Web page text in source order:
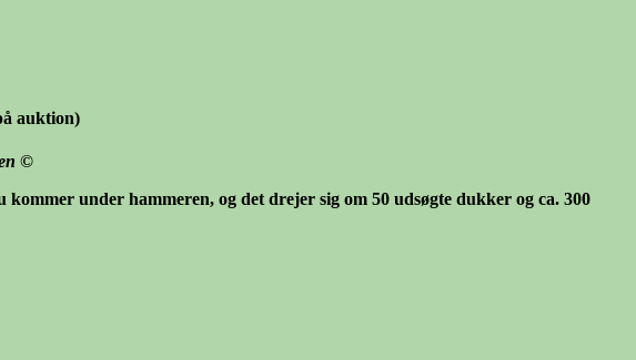
auktion)
©
under hammeren, og det drejer sig om 50 udsøgte dukker og ca. 300